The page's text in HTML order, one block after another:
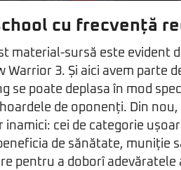
cu frecvență
material-sursă este evident
Warrior 3. Și aici avem parte
se poate deplasa în mod
de oponenți. Din
inamici: cei de categorie
de sănătate, muniție
pentru a doborî adevăratele